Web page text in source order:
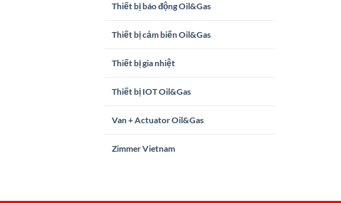
Thiết bị báo động Oil&Gas
Thiết bị cảm biến Oil&Gas
Thiết bị gia nhiệt
Thiết bị IOT Oil&Gas
Van + Actuator Oil&Gas
Zimmer Vietnam